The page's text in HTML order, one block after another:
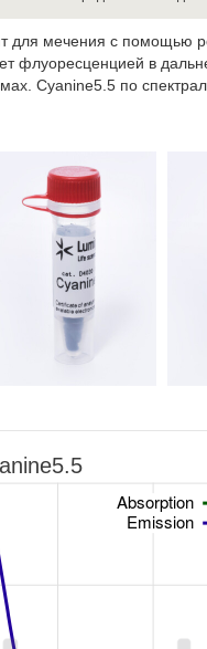
для мечения с помощью
флуоресценцией в
Cyanine5.5 по